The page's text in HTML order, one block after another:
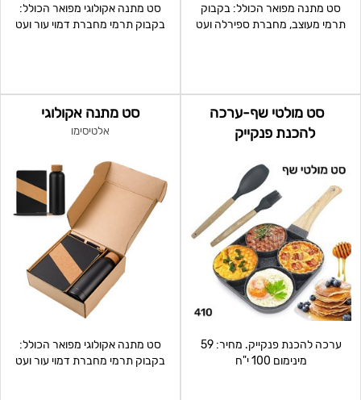
סט מתנה מפואר הכולל: בקבוק
תרמי מעוצב, מחברת ספירלה ועט
סט מתנה אקולוגי מפואר הכולל:
בקבוק תרמי מחברת דמוי עור ועט
סט מולטי שף-ערכה
להכנת פנקייק
ערכה להכנת פנקייק. מחיר: 59
מינימום 100 י"ח
סט מתנה אקולוגי
אלטיסימו
סט מתנה אקולוגי מפואר הכולל:
בקבוק תרמי מחברת דמוי עור ועט